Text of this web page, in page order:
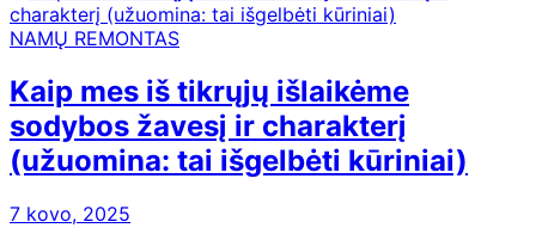
NAMŲ REMONTAS
Kaip mes iš tikrųjų išlaikėme
sodybos žavesį ir charakterį
(užuomina: tai išgelbėti kūriniai)
7 kovo, 2025